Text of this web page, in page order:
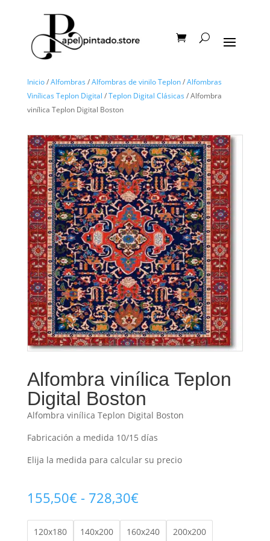
Inicio/Alfombras /Alfombras de vinilo Teplon/Alfombras
Vinílicas Teplon Digital /Teplon Digital Clásicas / Alfombra
vinílica Teplon Digital Boston
Alfombra vinílica Teplon
Digital Boston
Alfombra vinílica Teplon Digital Boston
Fabricación a medida 10/15 días
Elija la medida para calcular su precio
155,50€ - 728,30€Rango
precios:
120x180 140x200 160x240 200x200